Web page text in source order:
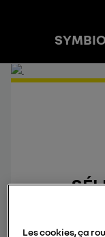
Les cookies, ça